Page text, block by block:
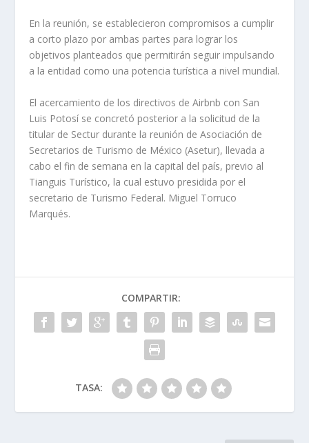
En la reunión, se establecieron compromisos a cumplir
a corto plazo por ambas partes para lograr los
objetivos planteados que permitirán seguir impulsando
a la entidad como una potencia turística a nivel mundial.
El acercamiento de los directivos de Airbnb con San
Luis Potosí se concretó posterior a la solicitud de la
titular de Sectur durante la reunión de Asociación de
Secretarios de Turismo de México (Asetur), llevada a
cabo el fin de semana en la capital del país, previo al
Tianguis Turístico, la cual estuvo presidida por el
secretario de Turismo Federal. Miguel Torruco
Marqués.
COMPARTIR:
TASA: